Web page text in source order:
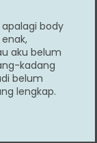
body
aku belum
kadang
belum
lengkap.